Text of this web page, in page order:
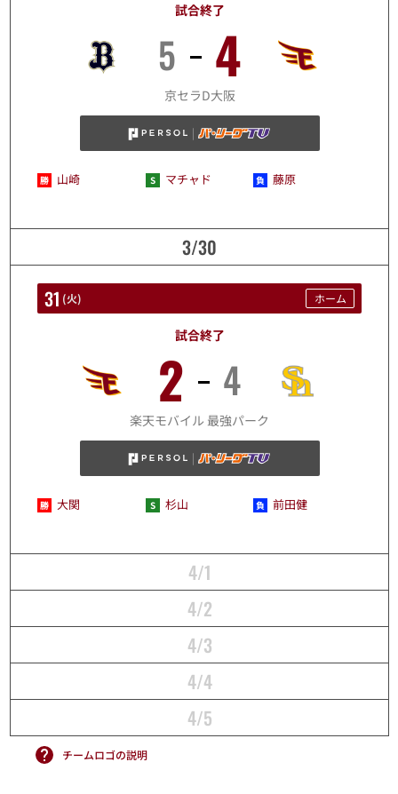
3/29
試合終了
5 4
京セラD大阪
山崎 マチャド 藤原
3/30
3/31
31 (火) ホーム
試合終了
2 4
楽天モバイル 最強パーク
大関 杉山 前田健
4/1
4/2
4/3
4/4
4/5
チームロゴの説明